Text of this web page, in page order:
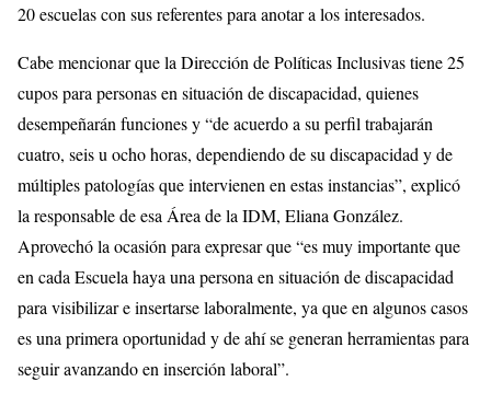
20 escuelas con sus referentes para anotar a los interesados.
Cabe mencionar que la Dirección de Políticas Inclusivas tiene 25
cupos para personas en situación de discapacidad, quienes
desempeñarán funciones y “de acuerdo a su perfil trabajarán
cuatro, seis u ocho horas, dependiendo de su discapacidad y de
múltiples patologías que intervienen en estas instancias”, explicó
la responsable de esa Área de la IDM, Eliana González.
Aprovechó la ocasión para expresar que “es muy importante que
en cada Escuela haya una persona en situación de discapacidad
para visibilizar e insertarse laboralmente, ya que en algunos casos
es una primera oportunidad y de ahí se generan herramientas para
seguir avanzando en inserción laboral”.